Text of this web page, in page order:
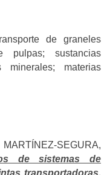
de graneles
pulpas; sustancias
minerales; materias
SEGURA,
de sistemas de